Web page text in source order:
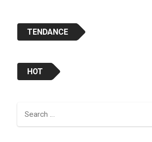
TENDANCE
HOT